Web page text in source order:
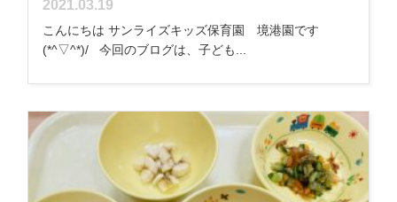
2021.03.19
こんにちは サンライズキッズ保育園 境港園です
(*^▽^*)/ 今回のブログは、子ども...